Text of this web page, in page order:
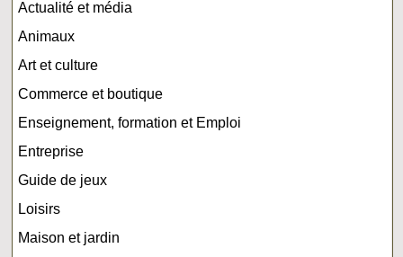
Actualité et média
Animaux
Art et culture
Commerce et boutique
Enseignement, formation et Emploi
Entreprise
Guide de jeux
Loisirs
Maison et jardin